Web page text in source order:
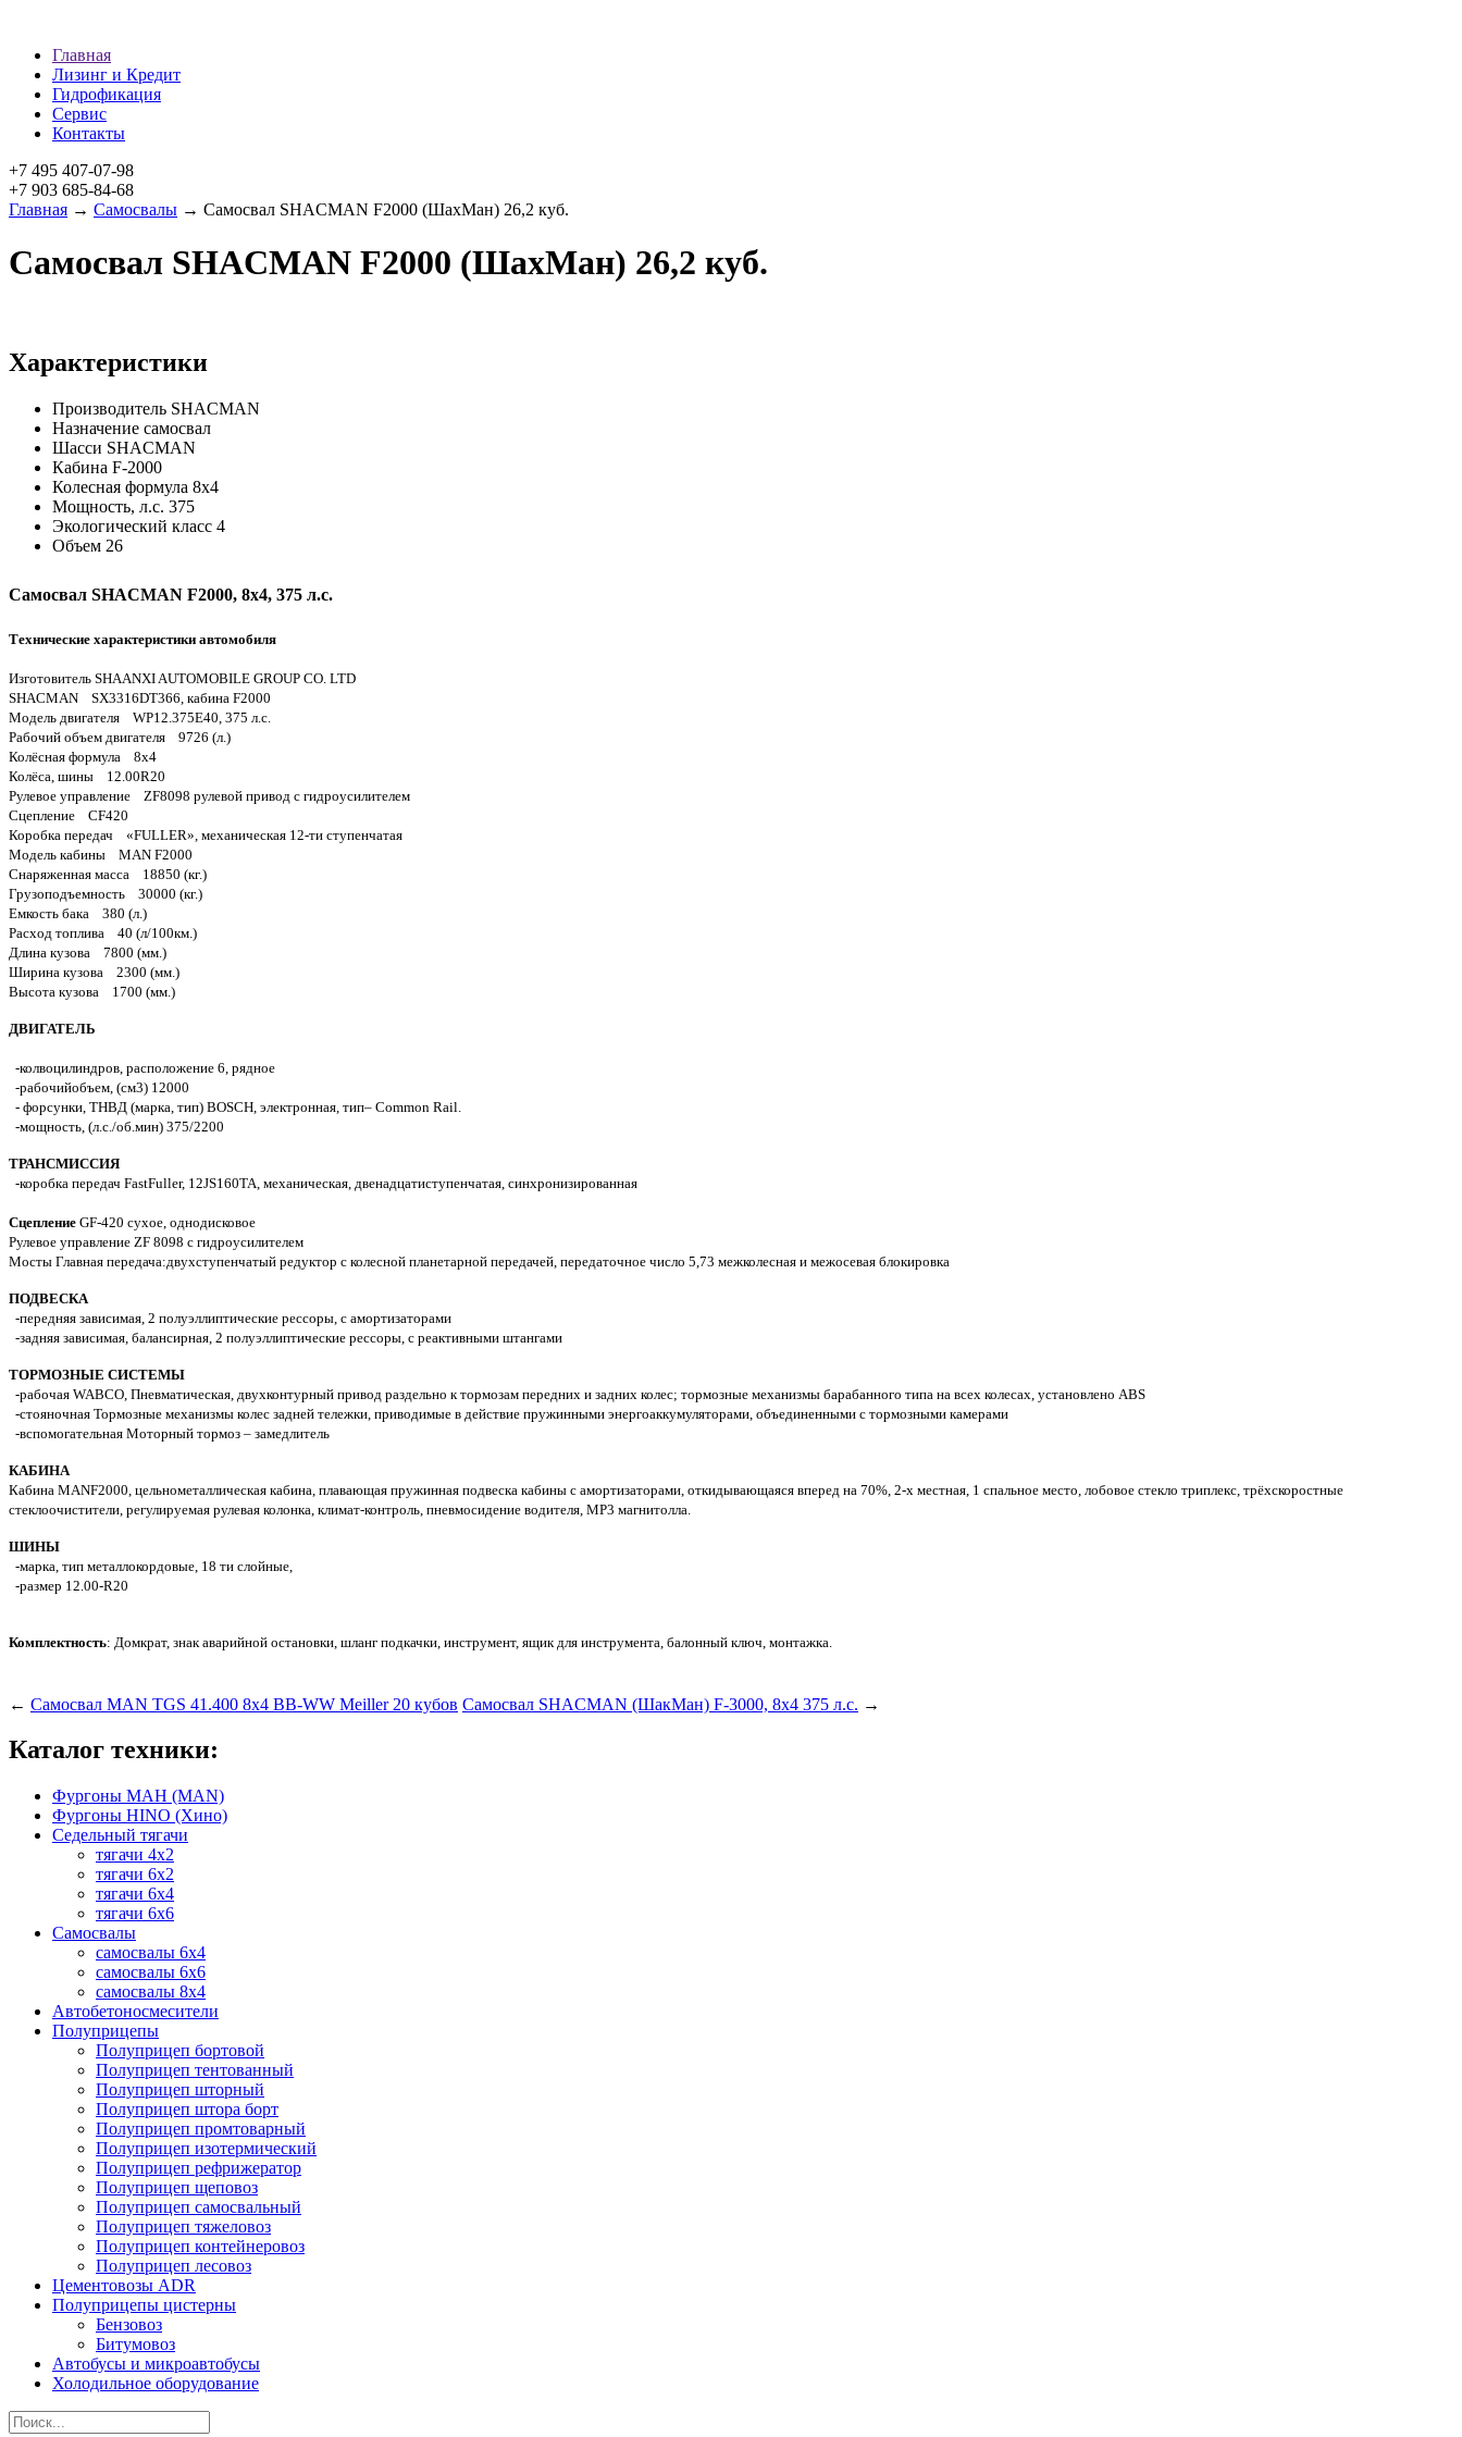
Главная
Лизинг и Кредит
Гидрофикация
Сервис
Контакты
+7 495 407-07-98
+7 903 685-84-68
Главная → Самосвалы → Самосвал SHACMAN F2000 (ШахМан) 26,2 куб.
Самосвал SHACMAN F2000 (ШахМан) 26,2 куб.
Характеристики
Производитель SНACMAN
Назначение самосвал
Шасси SНACMAN
Кабина F-2000
Колесная формула 8x4
Мощность, л.с. 375
Экологический класс 4
Объем 26
Самосвал SHACMAN F2000, 8x4, 375 л.с.
Технические характеристики автомобиля
Изготовитель SHAANXI AUTOMOBILE GROUP CO. LTD
SHACMAN SX3316DT366, кабина F2000
Модель двигателя WP12.375E40, 375 л.с.
Рабочий объем двигателя 9726 (л.)
Колёсная формула 8x4
Колёса, шины 12.00R20
Рулевое управление ZF8098 рулевой привод с гидроусилителем
Сцепление CF420
Коробка передач «FULLER», механическая 12-ти ступенчатая
Модель кабины MAN F2000
Снаряженная масса 18850 (кг.)
Грузоподъемность 30000 (кг.)
Емкость бака 380 (л.)
Расход топлива 40 (л/100км.)
Длина кузова 7800 (мм.)
Ширина кузова 2300 (мм.)
Высота кузова 1700 (мм.)
ДВИГАТЕЛЬ
-колвоцилиндров, расположение 6, рядное
-рабочийобъем, (см3) 12000
- форсунки, ТНВД (марка, тип) BOSCH, электронная, тип– Common Rail.
-мощность, (л.с./об.мин) 375/2200
ТРАНСМИССИЯ
-коробка передач FastFuller, 12JS160TA, механическая, двенадцатиступенчатая, синхронизированная
Сцепление GF-420 сухое, однодисковое
Рулевое управление ZF 8098 с гидроусилителем
Мосты Главная передача:двухступенчатый редуктор с колесной планетарной передачей, передаточное число 5,73 межколесная и межосевая блокировка
ПОДВЕСКА
-передняя зависимая, 2 полуэллиптические рессоры, с амортизаторами
-задняя зависимая, балансирная, 2 полуэллиптические рессоры, с реактивными штангами
ТОРМОЗНЫЕ СИСТЕМЫ
-рабочая WABCO, Пневматическая, двухконтурный привод раздельно к тормозам передних и задних колес; тормозные механизмы барабанного типа на всех колесах, установлено ABS
-стояночная Тормозные механизмы колес задней тележки, приводимые в действие пружинными энергоаккумуляторами, объединенными с тормозными камерами
-вспомогательная Моторный тормоз – замедлитель
КАБИНА
Кабина MANF2000, цельнометаллическая кабина, плавающая пружинная подвеска кабины с амортизаторами, откидывающаяся вперед на 70%, 2-х местная, 1 спальное место, лобовое стекло триплекс, трёхскоростные
стеклоочистители, регулируемая рулевая колонка, климат-контроль, пневмосидение водителя, MP3 магнитолла.
ШИНЫ
-марка, тип металлокордовые, 18 ти слойные,
-размер 12.00-R20
Комплектность: Домкрат, знак аварийной остановки, шланг подкачки, инструмент, ящик для инструмента, балонный ключ, монтажка.
← Самосвал MAN TGS 41.400 8x4 BB-WW Meiller 20 кубов Самосвал SНACMAN (ШакМан) F-3000, 8х4 375 л.с. →
Каталог техники:
Фургоны МАН (MAN)
Фургоны HINO (Хино)
Седельный тягачи
тягачи 4х2
тягачи 6х2
тягачи 6х4
тягачи 6х6
Самосвалы
самосвалы 6x4
самосвалы 6x6
самосвалы 8x4
Автобетоносмесители
Полуприцепы
Полуприцеп бортовой
Полуприцеп тентованный
Полуприцеп шторный
Полуприцеп штора борт
Полуприцеп промтоварный
Полуприцеп изотермический
Полуприцеп рефрижератор
Полуприцеп щеповоз
Полуприцеп самосвальный
Полуприцеп тяжеловоз
Полуприцеп контейнеровоз
Полуприцеп лесовоз
Цементовозы ADR
Полуприцепы цистерны
Бензовоз
Битумовоз
Автобусы и микроавтобусы
Холодильное оборудование